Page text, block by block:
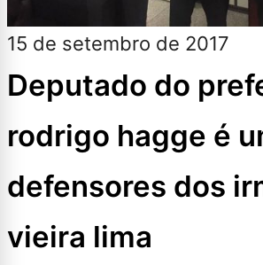
15 de setembro de 2017
Deputado do
rodrigo hagge é
defensores dos
vieira lima